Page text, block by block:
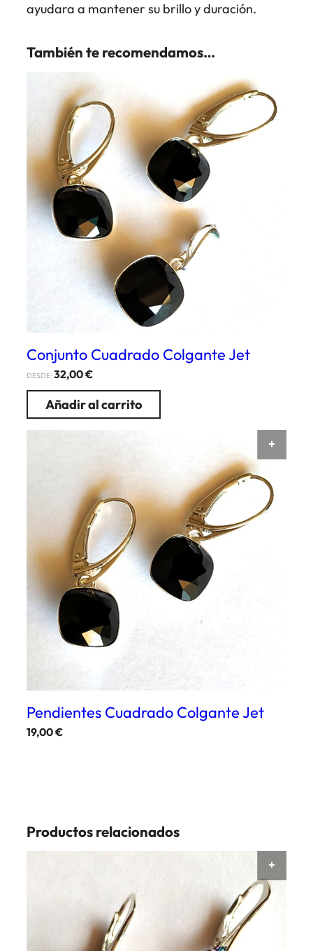
ayudara a mantener su brillo y duración.
También te recomendamos…
Conjunto Cuadrado Colgante Jet
DESDE: 32,00€
Añadir al carrito
Pendientes Cuadrado Colgante Jet
19,00€
Productos relacionados